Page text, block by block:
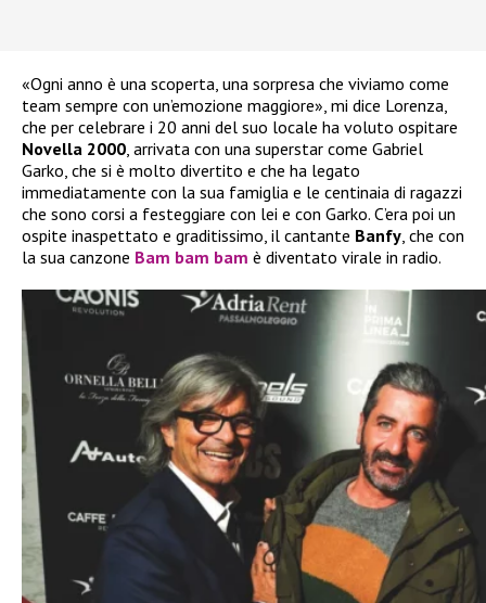
«Ogni anno è una scoperta, una sorpresa che viviamo come
team sempre con un’emozione maggiore», mi dice Lorenza,
che per celebrare i 20 anni del suo locale ha voluto ospitare
Novella 2000, arrivata con una superstar come Gabriel
Garko, che si è molto divertito e che ha legato
immediatamente con la sua famiglia e le centinaia di ragazzi
che sono corsi a festeggiare con lei e con Garko. C’era poi un
ospite inaspettato e graditissimo, il cantante Banfy, che con
la sua canzone Bam bam bam è diventato virale in radio.